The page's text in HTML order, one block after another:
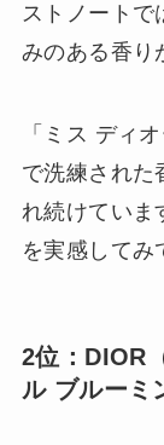
ストノートで
みのある香り
「ミス ディ
で洗練された
れ続けていま
を実感して
2位：DIOR
ル ブルーミ